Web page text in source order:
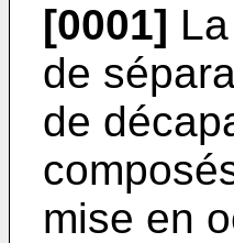
[0001]
de
de
mise en